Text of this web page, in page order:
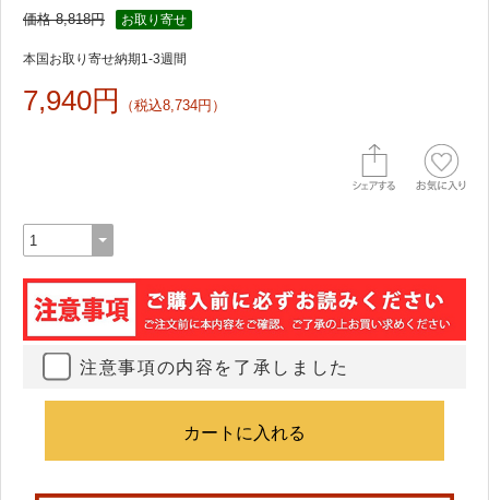
価格 8,818円 お取り寄せ
本国お取り寄せ納期1-3週間
7,940円 （税込8,734円）
注意事項の内容を了承しました